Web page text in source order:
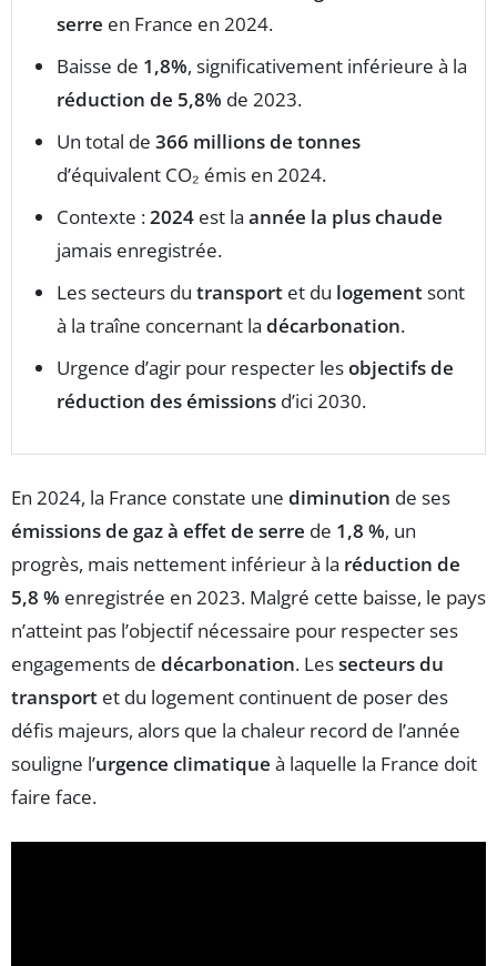
serre en France en 2024.
Baisse de 1,8%, significativement inférieure à la
réduction de 5,8% de 2023.
Un total de 366 millions de tonnes
d’équivalent CO₂ émis en 2024.
Contexte :2024 est la année la plus chaude
jamais enregistrée.
Les secteurs du transport et du logementsont
à la traîne concernant la décarbonation.
Urgence d’agir pour respecter lesobjectifs de
réduction des émissions d’ici 2030.
En 2024, la France constate une diminution de ses
émissions de gaz à effet de serre de 1,8 %, un
progrès, mais nettement inférieur à la réduction de
5,8 % enregistrée en 2023. Malgré cette baisse, le pays
n’atteint pas l’objectif nécessaire pour respecter ses
engagements de décarbonation. Lessecteurs du
transport et du logement continuent de poser des
défis majeurs, alors que la chaleur record de l’année
souligne l’urgence climatique à laquelle la France doit
faire face.